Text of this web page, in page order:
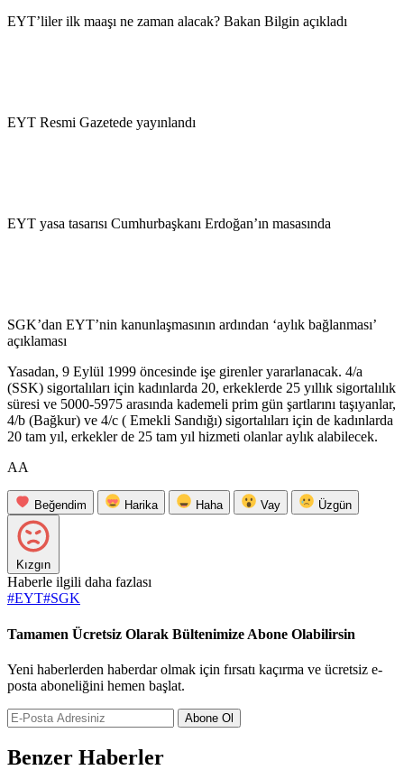
EYT’liler ilk maaşı ne zaman alacak? Bakan Bilgin açıkladı
EYT Resmi Gazetede yayınlandı
EYT yasa tasarısı Cumhurbaşkanı Erdoğan’ın masasında
SGK’dan EYT’nin kanunlaşmasının ardından ‘aylık bağlanması’
açıklaması
Yasadan, 9 Eylül 1999 öncesinde işe girenler yararlanacak. 4/a
(SSK) sigortalıları için kadınlarda 20, erkeklerde 25 yıllık sigortalılık
süresi ve 5000-5975 arasında kademeli prim gün şartlarını taşıyanlar,
4/b (Bağkur) ve 4/c ( Emekli Sandığı) sigortalıları için de kadınlarda
20 tam yıl, erkekler de 25 tam yıl hizmeti olanlar aylık alabilecek.
AA
Beğendim Harika Haha Vay Üzgün
Kızgın
Haberle ilgili daha fazlası
#EYT#SGK
Tamamen Ücretsiz Olarak Bültenimize Abone Olabilirsin
Yeni haberlerden haberdar olmak için fırsatı kaçırma ve ücretsiz e-
posta aboneliğini hemen başlat.
Abone Ol
Benzer Haberler